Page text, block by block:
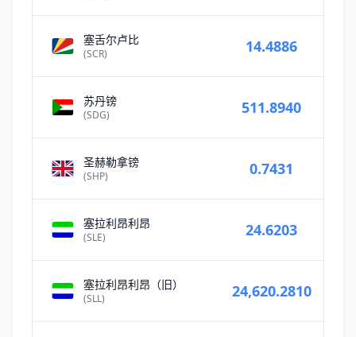
塞舌尔卢比
(SCR) 14.4886
苏丹镑
(SDG) 511.8940
圣赫勒拿镑
(SHP) 0.7431
塞拉利昂利昂
(SLE) 24.6203
塞拉利昂利昂（旧）
(SLL) 24,620.2810